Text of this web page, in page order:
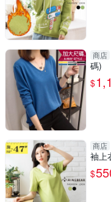
商店
碼)
$
商店
袖上
$